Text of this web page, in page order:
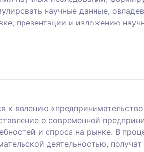
научные данные,
презентации и изложению
к явлению
о современной
и спроса на рынке. В
деятельностью,